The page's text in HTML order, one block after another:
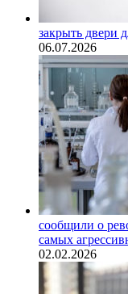
закрыть двери
06.07.2026
сообщили о
самых
02.02.2026